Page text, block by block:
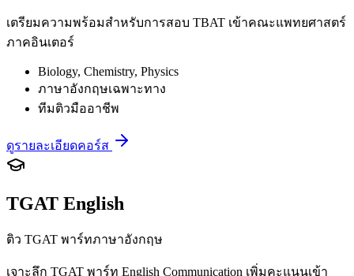
เตรียมความพร้อมสำหรับการสอบ TBAT เข้าคณะแพทยศาสตร์
ภาคอินเตอร์
Biology, Chemistry, Physics
ภาษาอังกฤษเฉพาะทาง
ทีมติวมืออาชีพ
ดูรายละเอียดคอร์ส
TGAT English
ติว TGAT พาร์ทภาษาอังกฤษ
เจาะลึก TGAT พาร์ท English Communication เพิ่มคะแนนเข้า